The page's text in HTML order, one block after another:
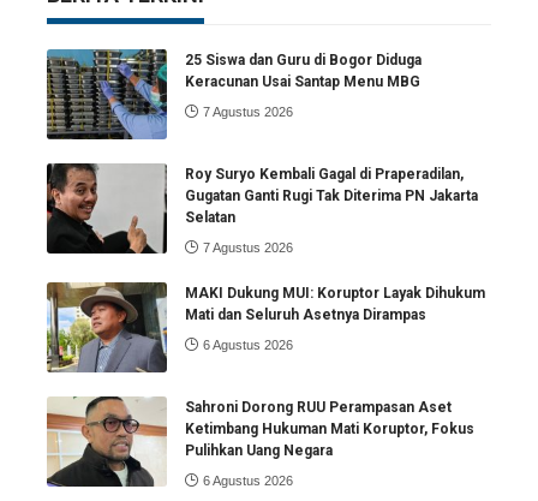
25 Siswa dan Guru di Bogor Diduga
Keracunan Usai Santap Menu MBG
7 Agustus 2026
Roy Suryo Kembali Gagal di Praperadilan,
Gugatan Ganti Rugi Tak Diterima PN Jakarta
Selatan
7 Agustus 2026
MAKI Dukung MUI: Koruptor Layak Dihukum
Mati dan Seluruh Asetnya Dirampas
6 Agustus 2026
Sahroni Dorong RUU Perampasan Aset
Ketimbang Hukuman Mati Koruptor, Fokus
Pulihkan Uang Negara
6 Agustus 2026